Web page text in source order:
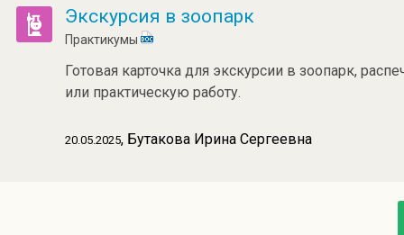
Экскурсия в зоопарк
Практикумы
Готовая карточка для экскурсии в зоопарк,
или практическую работу.
20.05.2025, Бутакова Ирина Сергеевна